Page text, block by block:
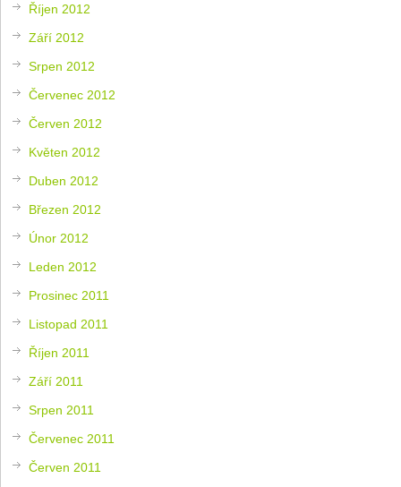
Říjen 2012
Září 2012
Srpen 2012
Červenec 2012
Červen 2012
Květen 2012
Duben 2012
Březen 2012
Únor 2012
Leden 2012
Prosinec 2011
Listopad 2011
Říjen 2011
Září 2011
Srpen 2011
Červenec 2011
Červen 2011